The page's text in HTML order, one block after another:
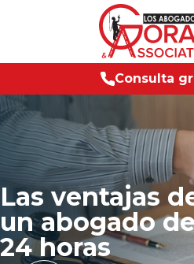
Consul
ta gr
Las ventajas
un abogado
24 horas